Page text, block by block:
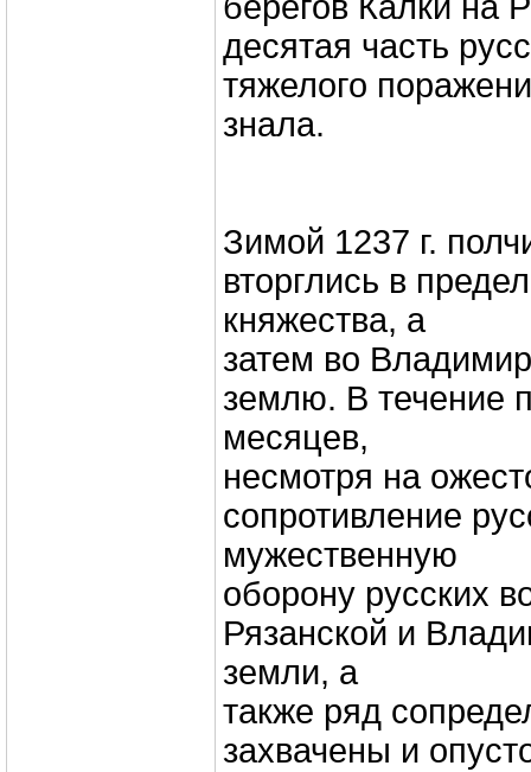
десятая часть
тяжелого
знала.
Зимой 1237 г.
вторглись в
княжества, а
затем во
землю. В течение
месяцев,
несмотря на
сопротивление
мужественную
оборону русских
Рязанской и
земли, а
также ряд
захвачены и